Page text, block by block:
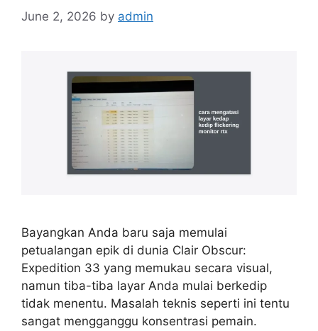
June 2, 2026 by admin
Bayangkan Anda baru saja memulai
petualangan epik di dunia Clair Obscur:
Expedition 33 yang memukau secara visual,
namun tiba-tiba layar Anda mulai berkedip
tidak menentu. Masalah teknis seperti ini tentu
sangat mengganggu konsentrasi pemain.